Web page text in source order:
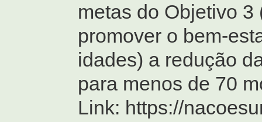
metas do Objetivo
promover o bem-
idades) a redução
para menos de 70
Link: https://